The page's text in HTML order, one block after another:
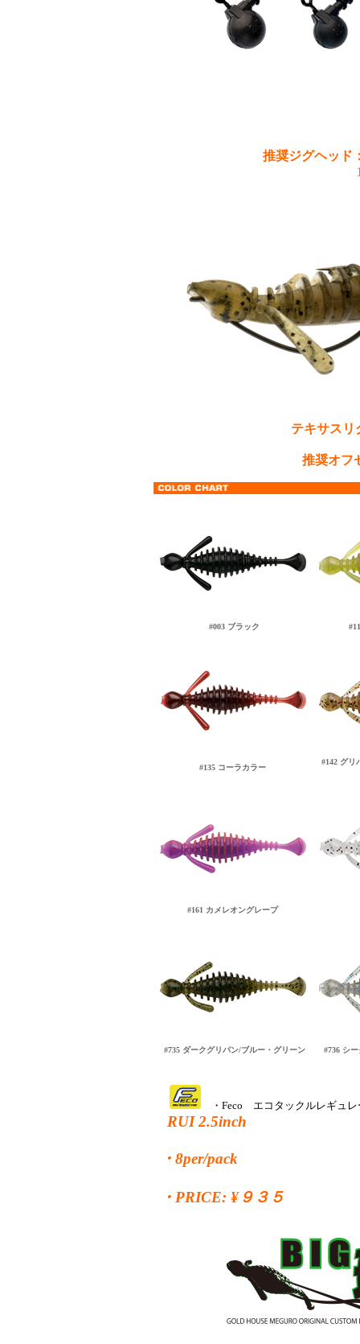
推奨ジグヘッ
テキサスリ
推奨オ
#003 ブラック
#135 コーラカラー
#142 グリ
#161 カメレオングレープ
#735 ダークグリパン/ブルー・グリーン #736 シ
・Feco エコタックルレギュレ
RUI 2.5inch
・8per/pack
・PRICE: ¥９３５